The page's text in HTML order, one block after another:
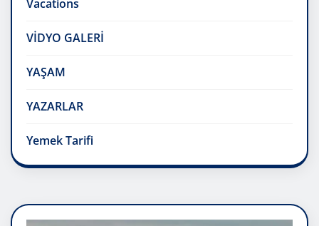
Vacations
VİDYO GALERİ
YAŞAM
YAZARLAR
Yemek Tarifi